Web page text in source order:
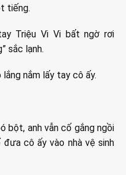
tiếng.
Triệu Vi Vi bất ngờ rơi
sắc lạnh.
lắng nắm lấy tay cô ấy.
bột, anh vẫn cố gắng ngồi
cô ấy vào nhà vệ sinh